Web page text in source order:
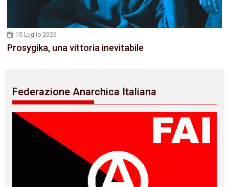
15 Luglio 2026
Prosygika, una vittoria inevitabile
Federazione Anarchica Italiana